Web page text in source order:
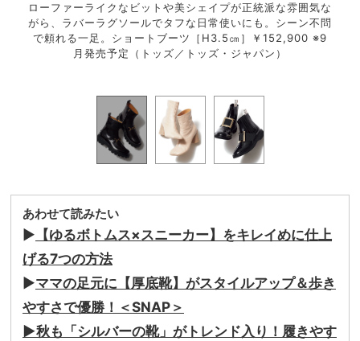
ローファーライクなビットや美シェイプが正統派な雰囲気な
がら、ラバーラグソールでタフな日常使いにも。シーン不問
で頼れる一足。ショートブーツ［H3.5㎝］￥152,900 ※9
月発売予定（トッズ／トッズ・ジャパン）
あわせて読みたい
▶︎ 【ゆるボトムス×スニーカー】をキレイめに仕上
げる7つの方法
▶︎ママの足元に【厚底靴】がスタイルアップ＆歩き
やすさで優勝！＜SNAP＞
▶︎秋も「シルバーの靴」がトレンド入り！履きやす